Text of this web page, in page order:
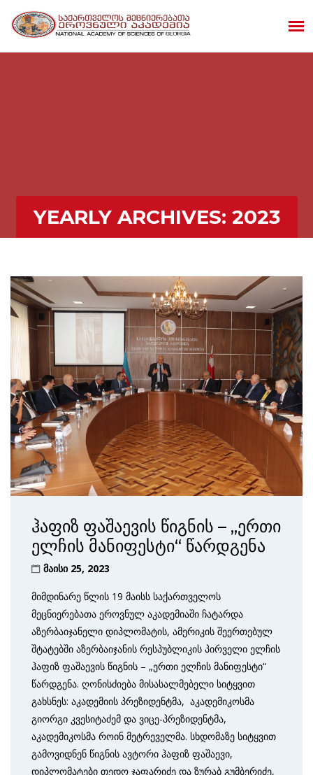
YEARLY ARCHIVES: 2023
ჰაფიზ ფაშაევის წიგნის – „ერთი
ელჩის მანიფესტი“ წარდგენა
მაისი 25, 2023
მიმდინარე წლის 19 მაისს საქართველოს
მეცნიერებათა ეროვნულ აკადემიაში ჩატარდა
აზერბაიჯანელი დიპლომატის, ამერიკის შეერთებულ
შტატებში აზერბაიჯანის რესპუბლიკის პირველი ელჩის
ჰაფიზ ფაშაევის წიგნის – „ერთი ელჩის მანიფესტი“
წარდგენა. ღონისძიება მისასალმებელი სიტყვით
გახსნეს: აკადემიის პრეზიდენტმა, აკადემიკოსმა
გიორგი კვესიტაძემ და ვიცე-პრეზიდენტმა,
აკადემიკოსმა როინ მეტრეველმა. სხდომაზე სიტყვით
გამოვიდნენ წიგნის ავტორი ჰაფიზ ფაშაევი,
დიპლომატები თედო ჯაფარიძე და ზურაბ გუმბერიძე,